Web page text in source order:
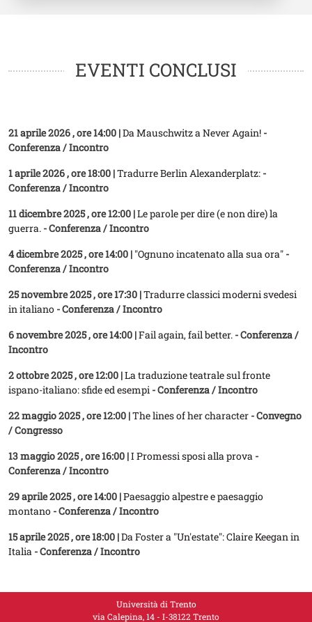
EVENTI CONCLUSI
21 aprile 2026, ore 14:00 |Da Mauschwitz a Never Again! -
Conferenza / Incontro
1 aprile 2026, ore 18:00 |Tradurre Berlin Alexanderplatz: -
Conferenza / Incontro
11 dicembre 2025, ore 12:00 |Le parole per dire (e non dire) la
guerra. - Conferenza / Incontro
4 dicembre 2025, ore 14:00 | "Ognuno incatenato alla sua ora" -
Conferenza / Incontro
25 novembre 2025, ore 17:30 |Tradurre classici moderni svedesi
in italiano - Conferenza / Incontro
6 novembre 2025, ore 14:00 |Fail again, fail better. - Conferenza /
Incontro
2 ottobre 2025, ore 12:00 |La traduzione teatrale sul fronte
ispano-italiano: sfide ed esempi - Conferenza / Incontro
22 maggio 2025, ore 12:00 |The lines of her character - Convegno
/ Congresso
13 maggio 2025, ore 16:00 |I Promessi sposi alla prova -
Conferenza / Incontro
29 aprile 2025, ore 14:00 |Paesaggio alpestre e paesaggio
montano - Conferenza / Incontro
15 aprile 2025, ore 18:00 |Da Foster a "Un'estate": Claire Keegan in
Italia - Conferenza / Incontro
Università di Trento
via Calepina, 14 - I-38122 Trento